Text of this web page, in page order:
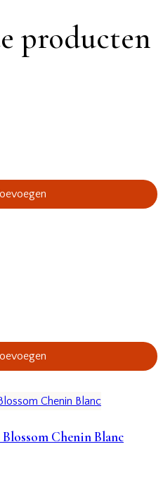
producten
Chenin Blanc